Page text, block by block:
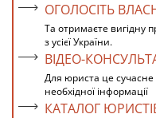
ОГОЛОСІТЬ
Та отримаєте вигідну
з усієї України.
ВІДЕО-
Для юриста це
необхідної інформації
КАТАЛОГ